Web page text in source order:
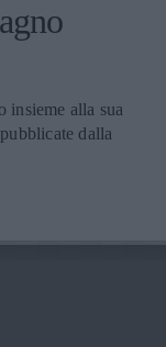
insieme alla sua
dalla